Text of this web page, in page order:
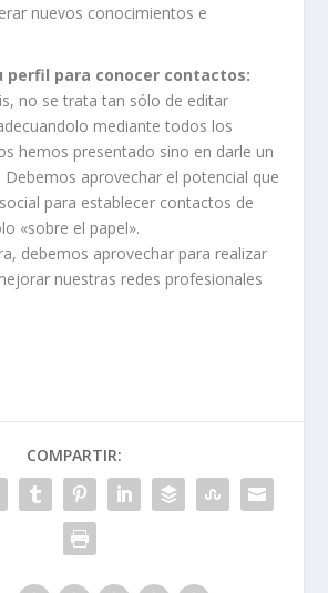
nuevos conocimientos e
perfil para conocer contactos:
no se trata tan sólo de editar
mediante todos los
hemos presentado sino en darle un
Debemos aprovechar el potencial que
para establecer contactos de
«sobre el papel».
debemos aprovechar para realizar
nuestras redes profesionales
COMPARTIR: